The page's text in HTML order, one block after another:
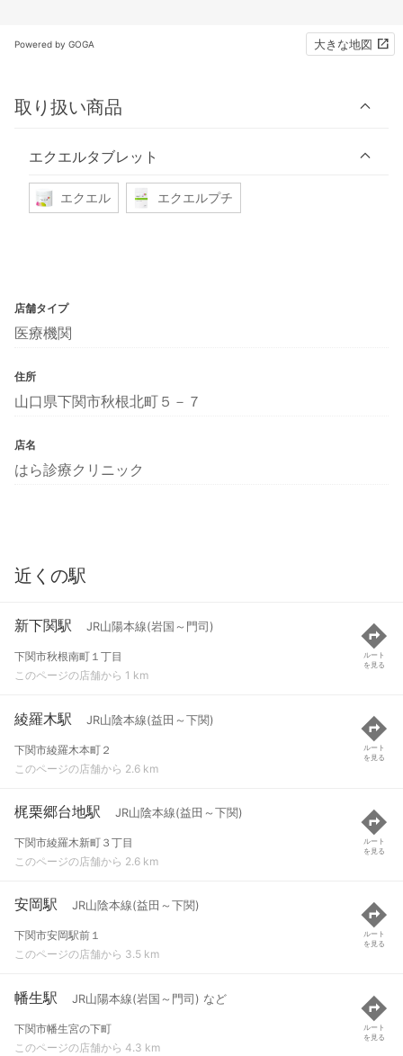
Powered by GOGA 大きな地図
取り扱い商品
エクエルタブレット
エクエル エクエルプチ
店舗タイプ
医療機関
住所
山口県下関市秋根北町５－７
店名
はら診療クリニック
近くの駅
新下関駅 JR山陽本線(岩国～門司)
下関市秋根南町１丁目
このページの店舗から 1 km
ルート
を見る
綾羅木駅 JR山陰本線(益田～下関)
下関市綾羅木本町２
このページの店舗から 2.6 km
ルート
を見る
梶栗郷台地駅 JR山陰本線(益田～下関)
下関市綾羅木新町３丁目
このページの店舗から 2.6 km
ルート
を見る
安岡駅 JR山陰本線(益田～下関)
下関市安岡駅前１
このページの店舗から 3.5 km
ルート
を見る
幡生駅 JR山陽本線(岩国～門司) など
下関市幡生宮の下町
このページの店舗から 4.3 km
ルート
を見る